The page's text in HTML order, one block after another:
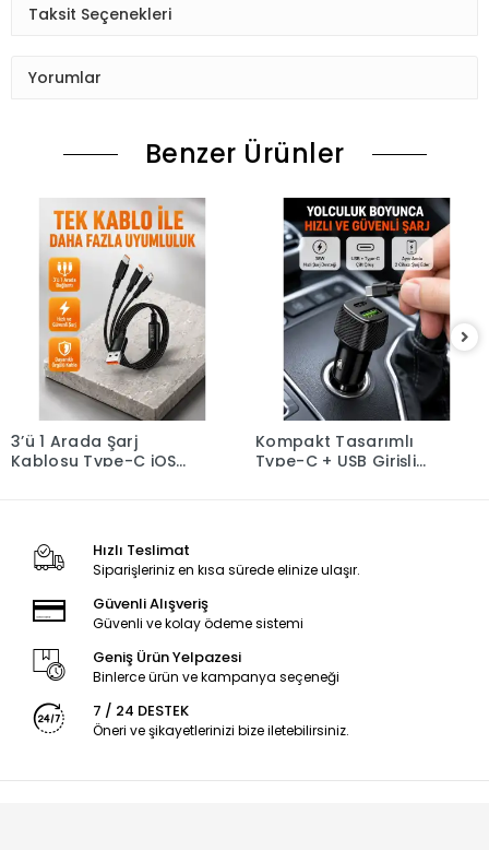
Taksit Seçenekleri
Yorumlar
Benzer Ürünler
3’ü 1 Arada Şarj
Kablosu Type-C iOS
Kompakt Tasarımlı
Type-C + USB Girişli
Hızlı Teslimat
Siparişleriniz en kısa sürede elinize ulaşır.
Güvenli Alışveriş
Güvenli ve kolay ödeme sistemi
Geniş Ürün Yelpazesi
Binlerce ürün ve kampanya seçeneği
7 / 24 DESTEK
Öneri ve şikayetlerinizi bize iletebilirsiniz.